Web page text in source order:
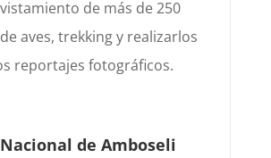
to de más de 250
aves, trekking y realizarlos
reportajes fotográficos.
de Amboseli